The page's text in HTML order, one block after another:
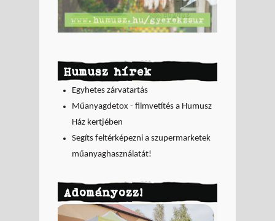
Humusz hírek
Egyhetes zárvatartás
Műanyagdetox - filmvetítés a Humusz
Ház kertjében
Segíts feltérképezni a szupermarketek
műanyaghasználatát!
Adományozz!